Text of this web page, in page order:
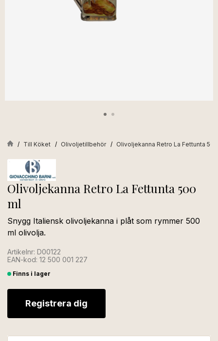
Till Köket Olivoljetillbehör Olivoljekanna Retro La Fettunta
Olivoljekanna Retro La Fettunta 500
ml
Snygg Italiensk olivoljekanna i plåt som rymmer 500
ml olivolja.
Artikelnr: D00122
EAN-kod: 12 500 001 227
Finns i lager
Registrera dig